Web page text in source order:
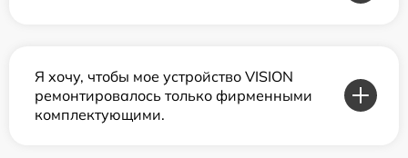
Я хочу, чтобы мое устройство VISION
ремонтировалось только фирменными
комплектующими.